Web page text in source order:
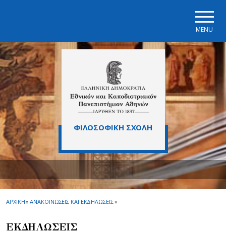
MENU
ΦΙΛΟΣΟΦΙΚΗ ΣΧΟΛΗ
ΑΡΧΙΚΗ» ΑΝΑΚΟΙΝΩΣΕΙΣ ΚΑΙ ΕΚΔΗΛΩΣΕΙΣ»
ΕΚΔΗΛΩΣΕΙΣ